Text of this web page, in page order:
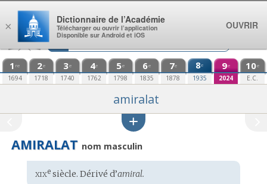
Aller au contenu
1 re
1694
2e
1718
3e
1740
4e
1762
5e
1798
6e
1835
7e
1878
8e
1935
9e
2024
10e
E.C.
amiralat
AMIRALAT nom masculin
Étymologie
xixesiècle. Dérivé d’amiral.
×
Dictionnaire de l’Académie
Télécharger ou ouvrir l’application
Disponible sur Android et iOS
OUVRIR